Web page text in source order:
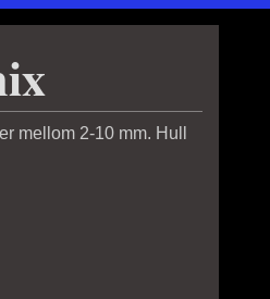
mellom 2-10 mm. Hull